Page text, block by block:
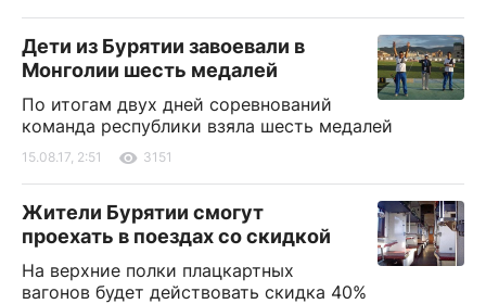
Дети из Бурятии завоевали в
Монголии шесть медалей
По итогам двух дней соревнований
команда республики взяла шесть медалей
15.08.17, 2:51 3151
Жители Бурятии смогут
проехать в поездах со скидкой
На верхние полки плацкартных
вагонов будет действовать скидка 40%